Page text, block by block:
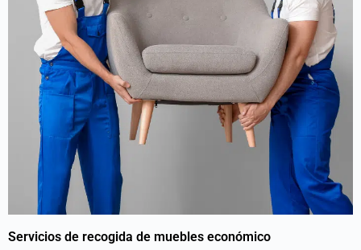
Servicios de recogida de muebles económico